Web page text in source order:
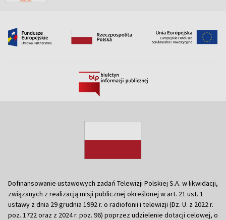
Dofinansowanie ustawowych zadań Telewizji Polskiej S.A. w likwidacji,
związanych z realizacją misji publicznej określonej w art. 21 ust. 1
ustawy z dnia 29 grudnia 1992 r. o radiofonii i telewizji (Dz. U. z 2022 r.
poz. 1722 oraz z 2024 r. poz. 96) poprzez udzielenie dotacji celowej, o